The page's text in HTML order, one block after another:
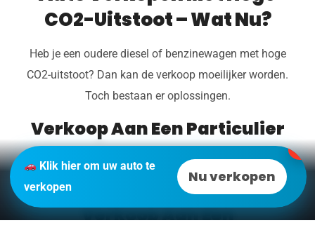
CO2-Uitstoot – Wat Nu?
Heb je een oudere diesel of benzinewagen met hoge
CO2-uitstoot? Dan kan de verkoop moeilijker worden.
Toch bestaan er oplossingen.
Verkoop Aan Een Particulier
Mogelijk lagere interesse door hoge taksen en
beperkingen.
Verkoop Aan Een
✕
Klik hier om uw auto te
verkopen
Nu verkopen